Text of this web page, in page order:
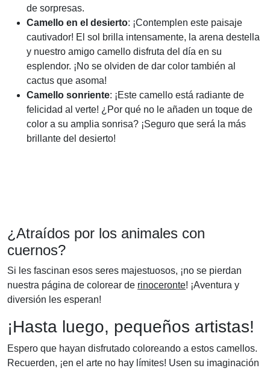
de sorpresas.
Camello en el desierto: ¡Contemplen este paisaje
cautivador! El sol brilla intensamente, la arena destella
y nuestro amigo camello disfruta del día en su
esplendor. ¡No se olviden de dar color también al
cactus que asoma!
Camello sonriente: ¡Este camello está radiante de
felicidad al verte! ¿Por qué no le añaden un toque de
color a su amplia sonrisa? ¡Seguro que será la más
brillante del desierto!
¿Atraídos por los animales con
cuernos?
Si les fascinan esos seres majestuosos, ¡no se pierdan
nuestra página de colorear de rinoceronte! ¡Aventura y
diversión les esperan!
¡Hasta luego, pequeños artistas!
Espero que hayan disfrutado coloreando a estos camellos.
Recuerden, ¡en el arte no hay límites! Usen su imaginación